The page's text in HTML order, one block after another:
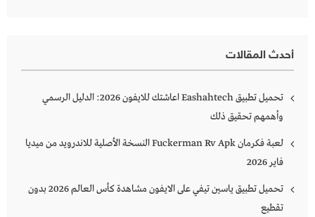
أحدث المقالات
تحميل تطبيق Eashahtech اعاشتك للايفون 2026: الدليل الرسمي
وأهمهم تحقيق ذلك
لعبة فكرمان Fuckerman Rv Apk النسخة الأصلية للاندرويد من ميديا
فاير 2026
تحميل تطبيق ياسين تيفي على الايفون مشاهدة كأس العالم 2026 بدون
تقطيع